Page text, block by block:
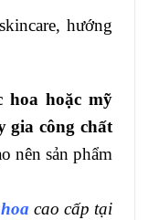
hướng
hoa hoặc mỹ
gia công chất
nên sản phẩm
cao cấp tại